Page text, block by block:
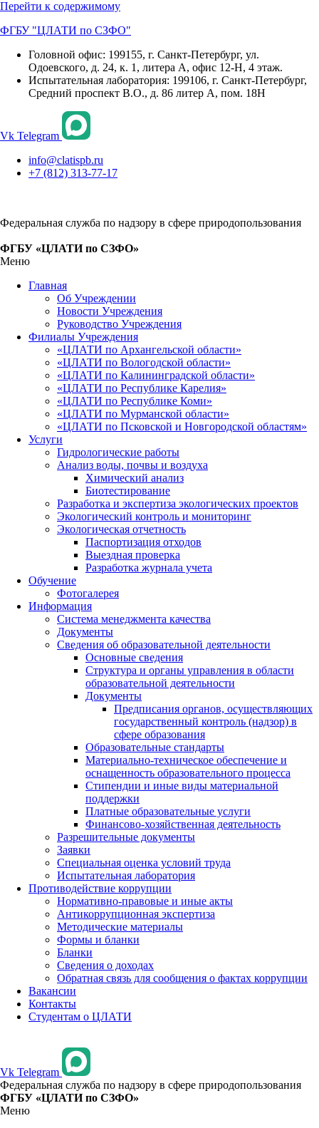
Перейти к содержимому
ФГБУ "ЦЛАТИ по СЗФО"
Головной офис: 199155, г. Санкт-Петербург, ул.
Одоевского, д. 24, к. 1, литера А, офис 12-Н, 4 этаж.
Испытательная лаборатория: 199106, г. Санкт-Петербург,
Средний проспект В.О., д. 86 литер А, пом. 18Н
Vk Telegram
info@clatispb.ru
+7 (812) 313-77-17
Федеральная служба по надзору в сфере природопользования
ФГБУ «ЦЛАТИ по СЗФО»
Меню
Главная
Об Учреждении
Новости Учреждения
Руководство Учреждения
Филиалы Учреждения
«ЦЛАТИ по Архангельской области»
«ЦЛАТИ по Вологодской области»
«ЦЛАТИ по Калининградской области»
«ЦЛАТИ по Республике Карелия»
«ЦЛАТИ по Республике Коми»
«ЦЛАТИ по Мурманской области»
«ЦЛАТИ по Псковской и Новгородской областям»
Услуги
Гидрологические работы
Анализ воды, почвы и воздуха
Химический анализ
Биотестирование
Разработка и экспертиза экологических проектов
Экологический контроль и мониторинг
Экологическая отчетность
Паспортизация отходов
Выездная проверка
Разработка журнала учета
Обучение
Фотогалерея
Информация
Система менеджмента качества
Документы
Сведения об образовательной деятельности
Основные сведения
Структура и органы управления в области
образовательной деятельности
Документы
Предписания органов, осуществляющих
государственный контроль (надзор) в
сфере образования
Образовательные стандарты
Материально-техническое обеспечение и
оснащенность образовательного процесса
Стипендии и иные виды материальной
поддержки
Платные образовательные услуги
Финансово-хозяйственная деятельность
Разрешительные документы
Заявки
Специальная оценка условий труда
Испытательная лаборатория
Противодействие коррупции
Нормативно-правовые и иные акты
Антикоррупционная экспертиза
Методические материалы
Формы и бланки
Бланки
Сведения о доходах
Обратная связь для сообщения о фактах коррупции
Вакансии
Контакты
Студентам о ЦЛАТИ
Vk Telegram
Федеральная служба по надзору в сфере природопользования
ФГБУ «ЦЛАТИ по СЗФО»
Меню